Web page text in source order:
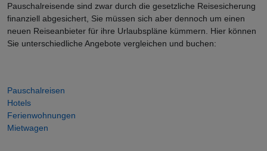
Pauschalreisende sind zwar durch die gesetzliche Reisesicherung
finanziell abgesichert, Sie müssen sich aber dennoch um einen
neuen Reiseanbieter für ihre Urlaubspläne kümmern. Hier können
Sie unterschiedliche Angebote vergleichen und buchen:
Pauschalreisen
Hotels
Ferienwohnungen
Mietwagen